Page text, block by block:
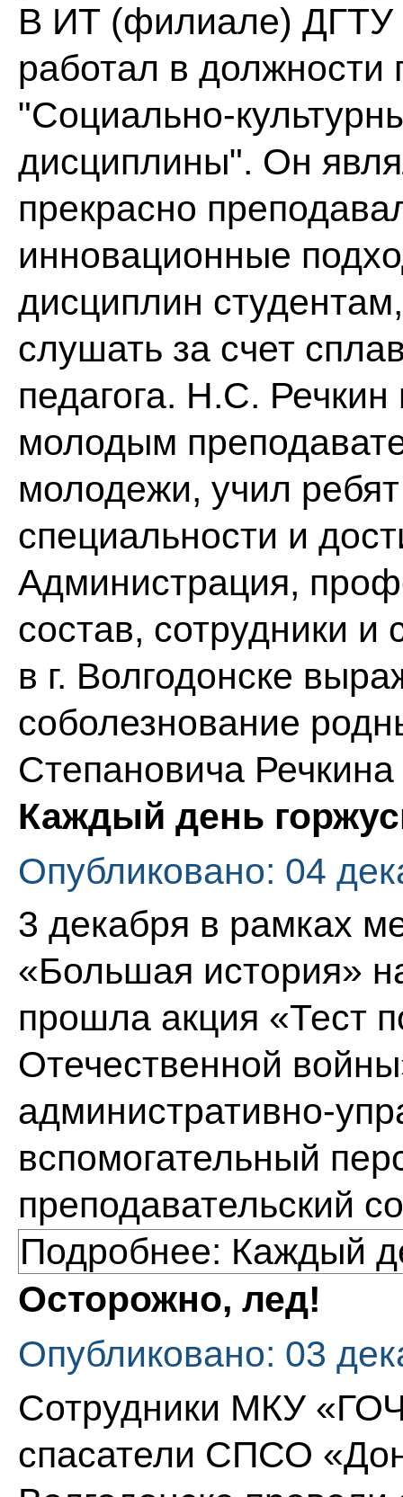
В ИТ (филиале) ДГТУ
работал в
"Социально-
дисциплины". Он
прекрасно
инновационные
дисциплин
слушать за счет
педагога. Н.С.
молодым
молодежи, учил
специальности и
Администрация,
состав, сотрудники
в г. Волгодонске
соболезнование
Степановича
Каждый день
Опубликовано: 04
3 декабря в рамках
«Большая история»
прошла акция «Тест
Отечественной
административно-
вспомогательный
преподавательский
Подробнее: Каждый
Осторожно, лед!
Опубликовано: 03
Сотрудники МКУ
спасатели СПСО